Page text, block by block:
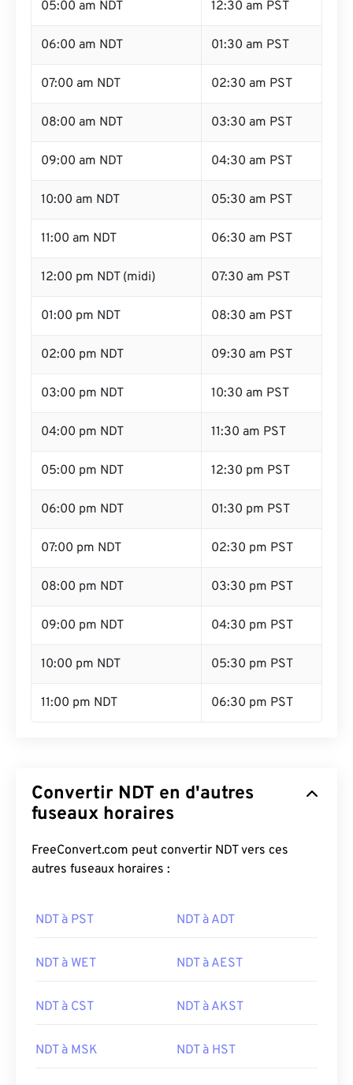
05:00 am NDT 12:30 am PST
06:00 am NDT 01:30 am PST
07:00 am NDT 02:30 am PST
08:00 am NDT 03:30 am PST
09:00 am NDT 04:30 am PST
10:00 am NDT 05:30 am PST
11:00 am NDT 06:30 am PST
12:00 pm NDT (midi) 07:30 am PST
01:00 pm NDT 08:30 am PST
02:00 pm NDT 09:30 am PST
03:00 pm NDT 10:30 am PST
04:00 pm NDT 11:30 am PST
05:00 pm NDT 12:30 pm PST
06:00 pm NDT 01:30 pm PST
07:00 pm NDT 02:30 pm PST
08:00 pm NDT 03:30 pm PST
09:00 pm NDT 04:30 pm PST
10:00 pm NDT 05:30 pm PST
11:00 pm NDT 06:30 pm PST
Convertir NDT en d'autres
fuseaux horaires
FreeConvert.com peut convertir NDT vers ces
autres fuseaux horaires :
NDT à PST NDT à ADT
NDT à WET NDT à AEST
NDT à CST NDT à AKST
NDT à MSK NDT à HST